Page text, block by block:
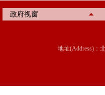
政府视窗
地址(Address)：